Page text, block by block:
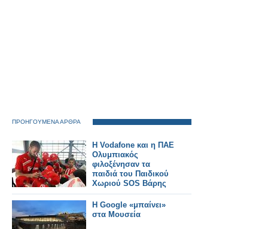
ΠΡΟΗΓΟΥΜΕΝΑ ΑΡΘΡΑ
Η Vodafone και η ΠΑΕ
Ολυμπιακός
φιλοξένησαν τα
παιδιά του Παιδικού
Χωριού SOS Βάρης
Η Google «μπαίνει»
στα Μουσεία